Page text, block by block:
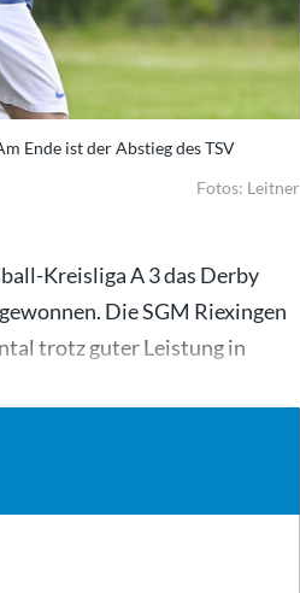
Ende ist der Abstieg des TSV
Fotos: Leitner
Kreisliga A 3 das Derby
Die SGM Riexingen
trotz guter Leistung in